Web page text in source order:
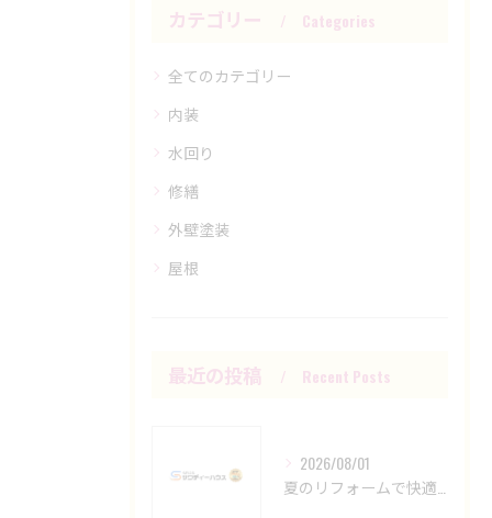
カテゴリー Categories
全てのカテゴリー
内装
水回り
修繕
外壁塗装
屋根
最近の投稿 Recent Posts
2026/08/01